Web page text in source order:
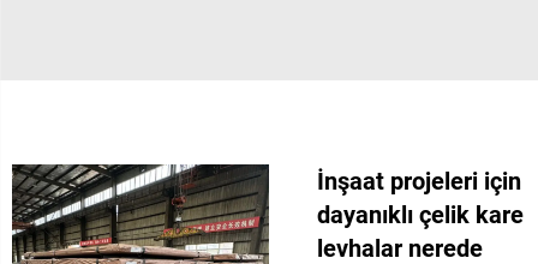
İnşaat projeleri için
dayanıklı çelik kare
levhalar nerede